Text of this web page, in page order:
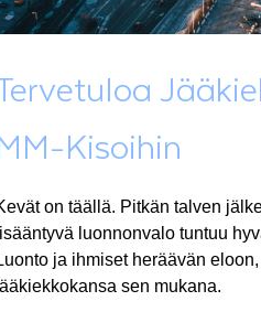
Kisoihin
on täällä. Pitkän talven
lisääntyvä luonnonvalo tuntuu
ja ihmiset heräävän
sen mukana.